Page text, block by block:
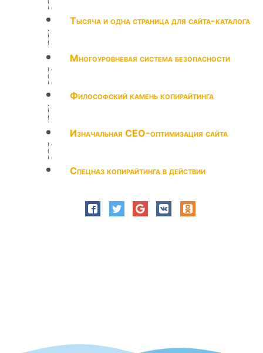
Тысяча и одна страница для сайта-каталога
Многоуровневая система безопасности
Философский камень копирайтинга
Изначальная СЕО-оптимизация сайта
Спецназ копирайтинга в действии